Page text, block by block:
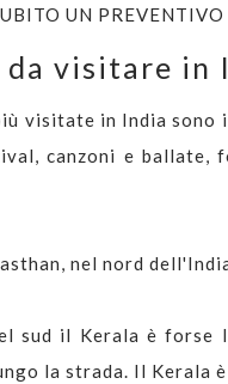
UN PREVENTIVO
da visitare in
visitate in India sono
canzoni e ballate,
nel nord
sud il Kerala è forse
la strada. Il Kerala